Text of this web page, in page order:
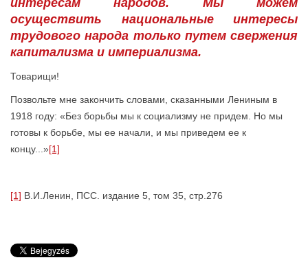
интересам народов. Мы можем
осуществить национальные интересы
трудового народа только путем свержения
капитализма и империализма.
Товарищи!
Позвольте мне закончить словами, сказанными Лениным в
1918 году: «Без борьбы мы к социализму не придем. Но мы
готовы к борьбе, мы ее начали, и мы приведем ее к
концу...»[1]
[1] В.И.Ленин, ПСС. издание 5, том 35, стр.276